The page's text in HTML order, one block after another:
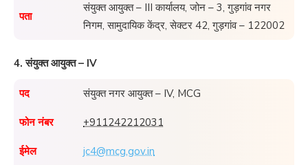
पता
संयुक्त आयुक्त – III कार्यालय, जोन – 3, गुड़गांव नगर
निगम, सामुदायिक केंद्र, सेक्टर 42, गुड़गांव – 122002
4. संयुक्त आयुक्त – IV
पद संयुक्त नगर आयुक्त – IV, MCG
फोन नंबर +911242212031
ईमेल jc4@mcg.gov.in